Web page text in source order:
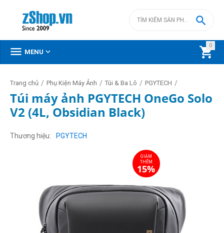
0


 MENU 
Trang chủ / Phụ Kiện Máy Ảnh / Túi & Ba Lô / PGYTECH /
Túi máy ảnh PGYTECH OneGo Solo
V2 (4L, Obsidian Black)
Thương hiệu PGYTECH